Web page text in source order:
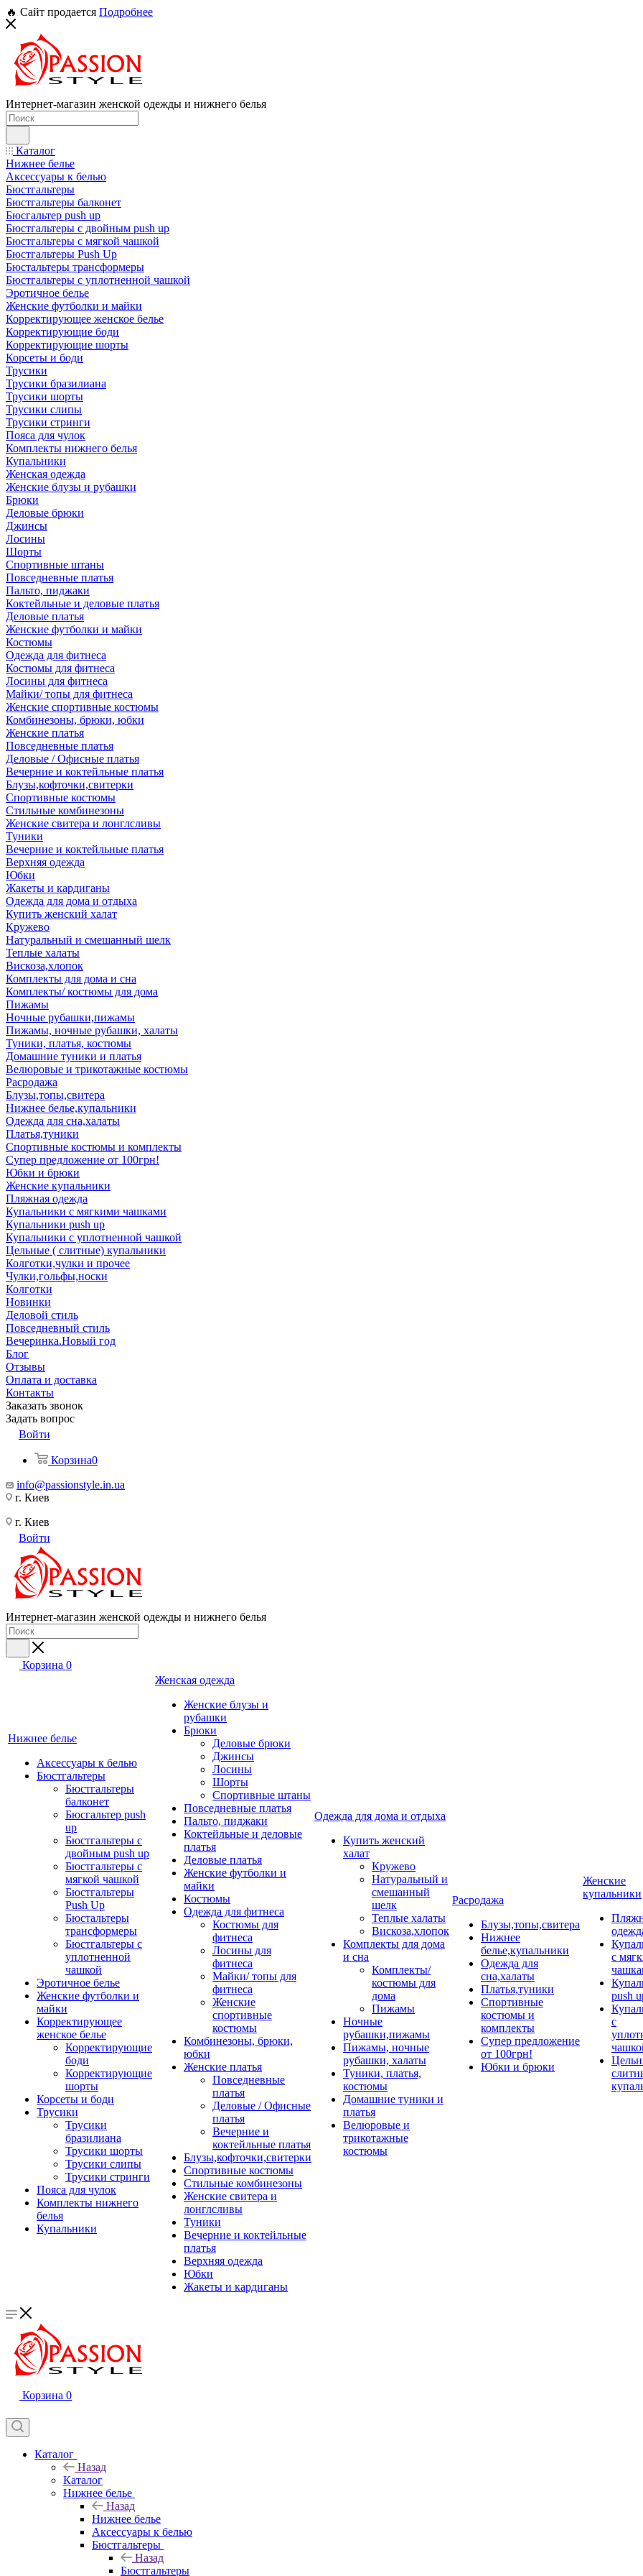
🔥 Сайт продается Подробнее
Интернет-магазин женской одежды и нижнего белья
Каталог
Нижнее белье
Аксессуары к белью
Бюстгальтеры
Бюстгальтеры балконет
Бюсгальтер push up
Бюстгальтеры с двойным push up
Бюстгальтеры с мягкой чашкой
Бюстгальтеры Push Up
Бюстальтеры трансформеры
Бюстгальтеры с уплотненной чашкой
Эротичное белье
Женские футболки и майки
Корректирующее женское белье
Корректирующие боди
Корректирующие шорты
Корсеты и боди
Трусики
Трусики бразилиана
Трусики шорты
Трусики слипы
Трусики стринги
Пояса для чулок
Комплекты нижнего белья
Купальники
Женская одежда
Женские блузы и рубашки
Брюки
Деловые брюки
Джинсы
Лосины
Шорты
Спортивные штаны
Повседневные платья
Пальто, пиджаки
Коктейльные и деловые платья
Деловые платья
Женские футболки и майки
Костюмы
Одежда для фитнеса
Костюмы для фитнеса
Лосины для фитнеса
Майки/ топы для фитнеса
Женские спортивные костюмы
Комбинезоны, брюки, юбки
Женские платья
Повседневные платья
Деловые / Офисные платья
Вечерние и коктейльные платья
Блузы,кофточки,свитерки
Спортивные костюмы
Стильные комбинезоны
Женские свитера и лонглсливы
Туники
Вечерние и коктейльные платья
Верхняя одежда
Юбки
Жакеты и кардиганы
Одежда для дома и отдыха
Купить женский халат
Кружево
Натуральный и смешанный шелк
Теплые халаты
Вискоза,хлопок
Комплекты для дома и сна
Комплекты/ костюмы для дома
Пижамы
Ночные рубашки,пижамы
Пижамы, ночные рубашки, халаты
Туники, платья, костюмы
Домашние туники и платья
Велюровые и трикотажные костюмы
Расродажа
Блузы,топы,свитера
Нижнее белье,купальники
Одежда для сна,халаты
Платья,туники
Спортивные костюмы и комплекты
Супер предложение от 100грн!
Юбки и брюки
Женские купальники
Пляжная одежда
Купальники с мягкими чашками
Купальники push up
Купальники с уплотненной чашкой
Цельные ( слитные) купальники
Колготки,чулки и прочее
Чулки,гольфы,носки
Колготки
Новинки
Деловой стиль
Повседневный стиль
Вечеринка.Новый год
Блог
Отзывы
Оплата и доставка
Контакты
Заказать звонок
Задать вопрос
Войти
Корзина0
info@passionstyle.in.ua
г. Киев
г. Киев
Войти
Интернет-магазин женской одежды и нижнего белья
Корзина 0
Нижнее белье
Аксессуары к белью
Бюстгальтеры
Бюстгальтеры
балконет
Бюсгальтер push
up
Бюстгальтеры с
двойным push up
Бюстгальтеры с
мягкой чашкой
Бюстгальтеры
Push Up
Бюстальтеры
трансформеры
Бюстгальтеры с
уплотненной
чашкой
Эротичное белье
Женские футболки и
майки
Корректирующее
женское белье
Корректирующие
боди
Корректирующие
шорты
Корсеты и боди
Трусики
Трусики
бразилиана
Трусики шорты
Трусики слипы
Трусики стринги
Пояса для чулок
Комплекты нижнего
белья
Купальники
Женская одежда
Женские блузы и
рубашки
Брюки
Деловые брюки
Джинсы
Лосины
Шорты
Спортивные штаны
Повседневные платья
Пальто, пиджаки
Коктейльные и деловые
платья
Деловые платья
Женские футболки и
майки
Костюмы
Одежда для фитнеса
Костюмы для
фитнеса
Лосины для
фитнеса
Майки/ топы для
фитнеса
Женские
спортивные
костюмы
Комбинезоны, брюки,
юбки
Женские платья
Повседневные
платья
Деловые / Офисные
платья
Вечерние и
коктейльные платья
Блузы,кофточки,свитерки
Спортивные костюмы
Стильные комбинезоны
Женские свитера и
лонглсливы
Туники
Вечерние и коктейльные
платья
Верхняя одежда
Юбки
Жакеты и кардиганы
Одежда для дома и отдыха
Купить женский
халат
Кружево
Натуральный и
смешанный
шелк
Теплые халаты
Вискоза,хлопок
Комплекты для дома
и сна
Комплекты/
костюмы для
дома
Пижамы
Ночные
рубашки,пижамы
Пижамы, ночные
рубашки, халаты
Туники, платья,
костюмы
Домашние туники и
платья
Велюровые и
трикотажные
костюмы
Расродажа
Блузы,топы,свитера
Нижнее
белье,купальники
Одежда для
сна,халаты
Платья,туники
Спортивные
костюмы и
комплекты
Супер предложение
от 100грн!
Юбки и брюки
Женские
купальники
с
push
с
Корзина 0
Каталог
Назад
Каталог
Нижнее белье
Назад
Нижнее белье
Аксессуары к белью
Бюстгальтеры
Назад
Бюстгальтеры